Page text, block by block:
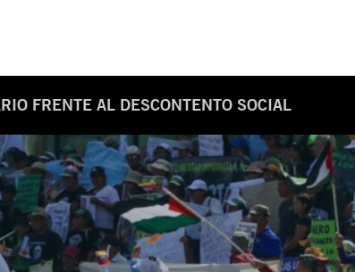
FRENTE AL DESCONTENTO SOCIAL